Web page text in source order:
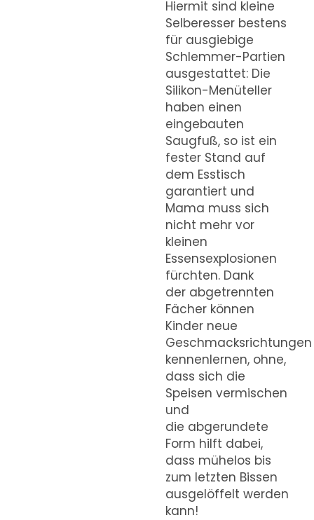
Hiermit sind kleine
Selberesser bestens
für ausgiebige
Schlemmer-Partien
ausgestattet: Die
Silikon-Menüteller
haben einen
eingebauten
Saugfuß, so ist ein
fester Stand auf
dem Esstisch
garantiert und
Mama muss sich
nicht mehr vor
kleinen
Essensexplosionen
fürchten. Dank
der abgetrennten
Fächer können
Kinder neue
Geschmacksrichtungen
kennenlernen, ohne,
dass sich die
Speisen vermischen
und
die abgerundete
Form hilft dabei,
dass mühelos bis
zum letzten Bissen
ausgelöffelt werden
kann!